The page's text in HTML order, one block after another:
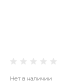
Нет в наличии